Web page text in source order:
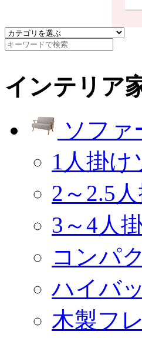
インテリア
ソファ
1人掛け
2～2.5
3～4人
コンパ
ハイバ
木製フ